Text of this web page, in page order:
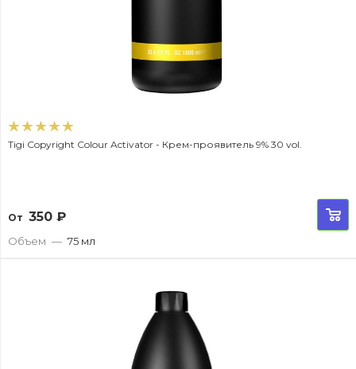
Tigi Copyright Colour Activator - Крем-проявитель 9% 30 vol.
От 350 ₽
Объем — 75 мл